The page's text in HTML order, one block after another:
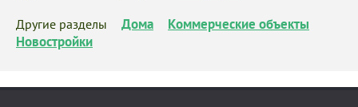
Другие разделы Дома
Коммерческие объекты
Новостройки